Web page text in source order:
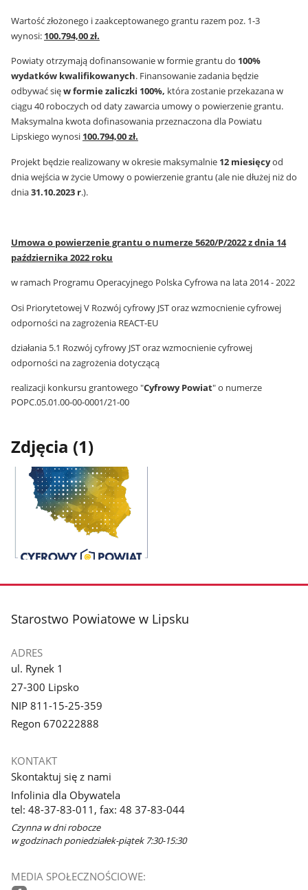
Wartość złożonego i zaakceptowanego grantu razem poz. 1-3
wynosi: 100.794,00 zł.
Powiaty otrzymają dofinansowanie w formie grantu do 100%
wydatków kwalifikowanych. Finansowanie zadania będzie
odbywać sięw formie zaliczki 100%, która zostanie przekazana w
ciągu 40 roboczych od daty zawarcia umowy o powierzenie grantu.
Maksymalna kwota dofinasowania przeznaczona dla Powiatu
Lipskiego wynosi 100.794,00 zł.
Projekt będzie realizowany w okresie maksymalnie 12 miesięcyod
dnia wejścia w życie Umowy o powierzenie grantu (ale nie dłużej niż do
dnia31.10.2023 r.).
Umowa o powierzenie grantu o numerze 5620/P/2022 z dnia 14
października 2022 roku
w ramach Programu Operacyjnego Polska Cyfrowa na lata 2014 - 2022
Osi Priorytetowej V Rozwój cyfrowy JST oraz wzmocnienie cyfrowej
odporności na zagrożenia REACT-EU
działania 5.1 Rozwój cyfrowy JST oraz wzmocnienie cyfrowej
odporności na zagrożenia dotyczącą
realizacji konkursu grantowego "Cyfrowy Powiat" o numerze
POPC.05.01.00-00-0001/21-00
Zdjęcia (1)
galerii.
stopka
Starostwo Powiatowe w Lipsku
ADRES
ul. Rynek 1
27-300 Lipsko
NIP 811-15-25-359
Regon 670222888
KONTAKT
Skontaktuj się z nami
Infolinia dla Obywatela
tel: 48-37-83-011, fax: 48 37-83-044
Czynna w dni robocze
w godzinach poniedziałek-piątek 7:30-15:30
MEDIA SPOŁECZNOŚCIOWE: